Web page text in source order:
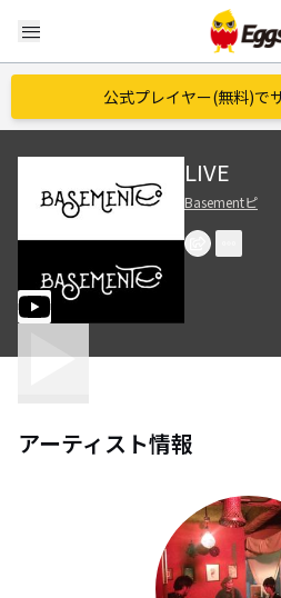
menu
公式プレイヤー(無料)で
LIVE
Basementピ
アーティスト情報